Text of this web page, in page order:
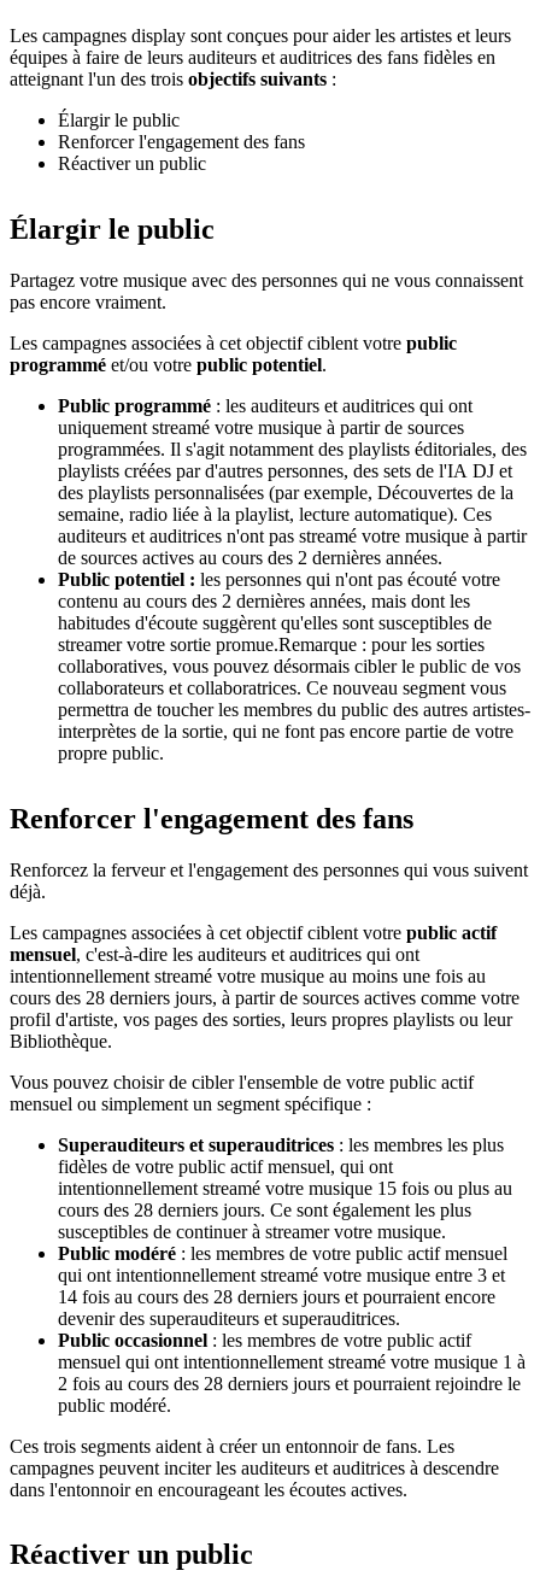
Les campagnes display sont conçues pour aider les artistes et leurs
équipes à faire de leurs auditeurs et auditrices des fans fidèles en
atteignant l'un des trois objectifs suivants :
Élargir le public
Renforcer l'engagement des fans
Réactiver un public
Élargir le public
Partagez votre musique avec des personnes qui ne vous connaissent
pas encore vraiment.
Les campagnes associées à cet objectif ciblent votre public
programmé et/ou votre public potentiel.
Public programmé : les auditeurs et auditrices qui ont
uniquement streamé votre musique à partir de sources
programmées. Il s'agit notamment des playlists éditoriales, des
playlists créées par d'autres personnes, des sets de l'IA DJ et
des playlists personnalisées (par exemple, Découvertes de la
semaine, radio liée à la playlist, lecture automatique). Ces
auditeurs et auditrices n'ont pas streamé votre musique à partir
de sources actives au cours des 2 dernières années.
Public potentiel : les personnes qui n'ont pas écouté votre
contenu au cours des 2 dernières années, mais dont les
habitudes d'écoute suggèrent qu'elles sont susceptibles de
streamer votre sortie promue.Remarque : pour les sorties
collaboratives, vous pouvez désormais cibler le public de vos
collaborateurs et collaboratrices. Ce nouveau segment vous
permettra de toucher les membres du public des autres artistes-
interprètes de la sortie, qui ne font pas encore partie de votre
propre public.
Renforcer l'engagement des fans
Renforcez la ferveur et l'engagement des personnes qui vous suivent
déjà.
Les campagnes associées à cet objectif ciblent votre public actif
mensuel, c'est-à-dire les auditeurs et auditrices qui ont
intentionnellement streamé votre musique au moins une fois au
cours des 28 derniers jours, à partir de sources actives comme votre
profil d'artiste, vos pages des sorties, leurs propres playlists ou leur
Bibliothèque.
Vous pouvez choisir de cibler l'ensemble de votre public actif
mensuel ou simplement un segment spécifique :
Superauditeurs et superauditrices : les membres les plus
fidèles de votre public actif mensuel, qui ont
intentionnellement streamé votre musique 15 fois ou plus au
cours des 28 derniers jours. Ce sont également les plus
susceptibles de continuer à streamer votre musique.
Public modéré : les membres de votre public actif mensuel
qui ont intentionnellement streamé votre musique entre 3 et
14 fois au cours des 28 derniers jours et pourraient encore
devenir des superauditeurs et superauditrices.
Public occasionnel : les membres de votre public actif
mensuel qui ont intentionnellement streamé votre musique 1 à
2 fois au cours des 28 derniers jours et pourraient rejoindre le
public modéré.
Ces trois segments aident à créer un entonnoir de fans. Les
campagnes peuvent inciter les auditeurs et auditrices à descendre
dans l'entonnoir en encourageant les écoutes actives.
Réactiver un public